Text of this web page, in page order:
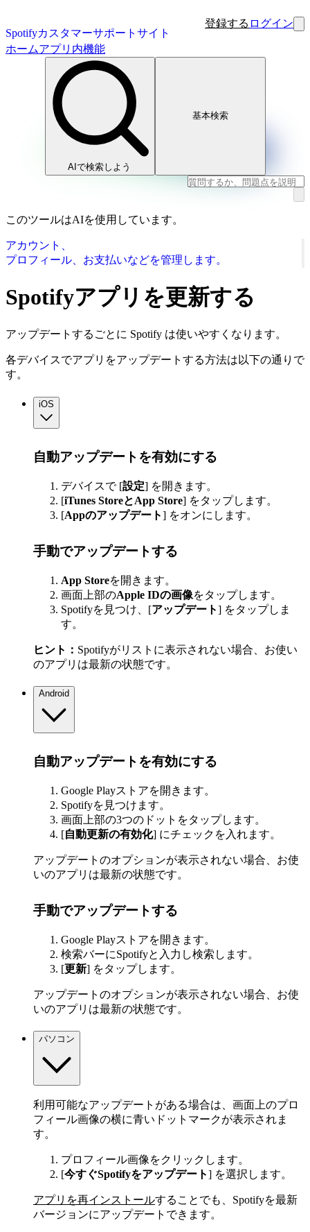
Spotifyカスタマーサポートサイト
登録する ログイン
ホームアプリ内機能
AIで検索しよう
基本検索
このツールはAIを使用しています。
アカウント、
プロフィール、お支払いなどを管理します。
Spotifyアプリを更新する
アップデートするごとに Spotify は使いやすくなります。
各デバイスでアプリをアップデートする方法は以下の通りで
す。
iOS
自動アップデートを有効にする
デバイスで [設定] を開きます。
[iTunes StoreとApp Store] をタップします。
[Appのアップデート] をオンにします。
手動でアップデートする
App Storeを開きます。
画面上部のApple IDの画像をタップします。
Spotifyを見つけ、[アップデート] をタップしま
す。
ヒント： Spotifyがリストに表示されない場合、お使い
のアプリは最新の状態です。
Android
自動アップデートを有効にする
Google Playストアを開きます。
Spotifyを見つけます。
画面上部の3つのドットをタップします。
[自動更新の有効化] にチェックを入れます。
アップデートのオプションが表示されない場合、お使
いのアプリは最新の状態です。
手動でアップデートする
Google Playストアを開きます。
検索バーにSpotifyと入力し検索します。
[更新] をタップします。
アップデートのオプションが表示されない場合、お使
いのアプリは最新の状態です。
パソコン
利用可能なアップデートがある場合は、画面上のプロ
フィール画像の横に青いドットマークが表示されま
す。
プロフィール画像をクリックします。
[今すぐSpotifyをアップデート] を選択します。
アプリを再インストールすることでも、Spotifyを最新
バージョンにアップデートできます。